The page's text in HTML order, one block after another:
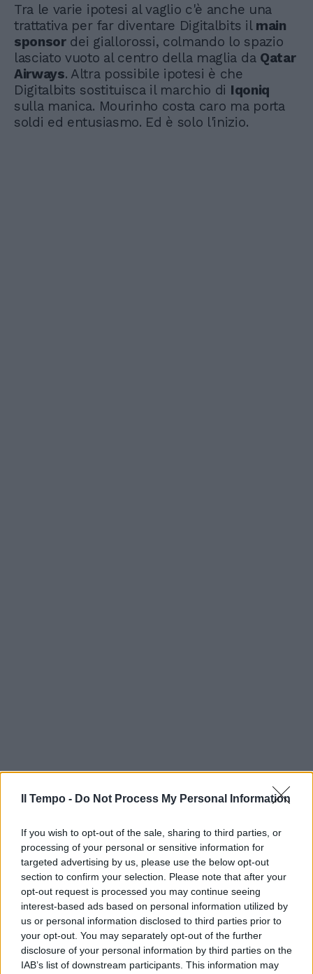
Il Tempo - Do Not Process My Personal Information
If you wish to opt-out of the sale, sharing to third parties, or
processing of your personal or sensitive information for
targeted advertising by us, please use the below opt-out
section to confirm your selection. Please note that after your
opt-out request is processed you may continue seeing
interest-based ads based on personal information utilized by
us or personal information disclosed to third parties prior to
your opt-out. You may separately opt-out of the further
disclosure of your personal information by third parties on the
IAB’s list of downstream participants. This information may
Tra le varie ipotesi al vaglio c'è anche una
trattativa per far diventare Digitalbits il main
sponsordei giallorossi, colmando lo spazio
lasciato vuoto al centro della maglia da Qatar
Airways. Altra possibile ipotesi è che
Digitalbits sostituisca il marchio di Iqoniq
sulla manica. Mourinho costa caro ma porta
soldi ed entusiasmo. Ed è solo l'inizio.